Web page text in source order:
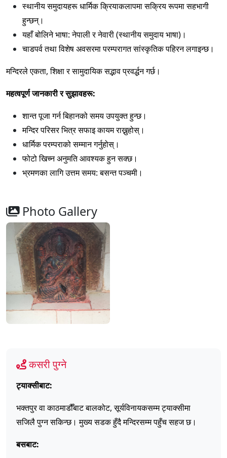
स्थानीय समुदायहरू धार्मिक क्रियाकलापमा सक्रिय रूपमा सहभागी
हुन्छन्।
यहाँ बोलिने भाषा: नेपाली र नेवारी (स्थानीय समुदाय भाषा)।
चाडपर्व तथा विशेष अवसरमा परम्परागत सांस्कृतिक पहिरन लगाइन्छ।
मन्दिरले एकता, शिक्षा र सामुदायिक सद्भाव प्रवर्द्धन गर्छ।
महत्वपूर्ण जानकारी र सुझावहरू:
शान्त पूजा गर्न बिहानको समय उपयुक्त हुन्छ।
मन्दिर परिसर भित्र सफाइ कायम राख्नुहोस्।
धार्मिक परम्पराको सम्मान गर्नुहोस्।
फोटो खिच्न अनुमति आवश्यक हुन सक्छ।
भ्रमणका लागि उत्तम समय: बसन्त पञ्चमी।
Photo Gallery
कसरी पुग्ने
ट्याक्सीबाट:
भक्तपुर वा काठमाडौँबाट बालकोट, सूर्यविनायकसम्म ट्याक्सीमा
सजिलै पुग्न सकिन्छ। मुख्य सडक हुँदै मन्दिरसम्म पहुँच सहज छ।
बसबाट: